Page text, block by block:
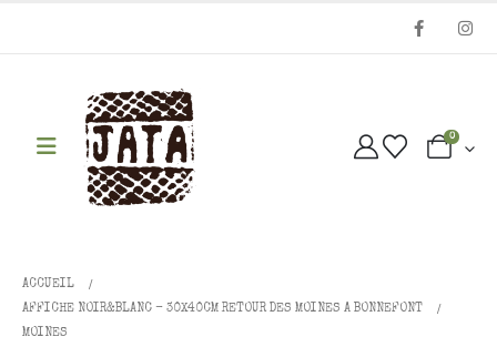
0
ACCUEIL
AFFICHE NOIR&BLANC - 30X40CM RETOUR DES MOINES A BONNEFONT
MOINES